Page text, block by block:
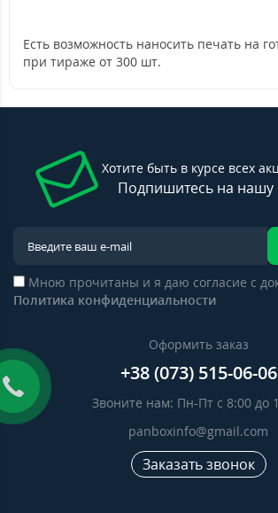
Есть возможность наносить печать на
при тираже от 300 шт.
Хотите быть в курсе всех
Подпишитесь на нашу
Мною прочитаны и я даю согласие с
Политика конфиденциальности
Оформить заказ
+38 (073) 515-06-06
Звоните нам: Пн-Пт с 8:00
panboxinfo@gmail.com
Заказать звонок